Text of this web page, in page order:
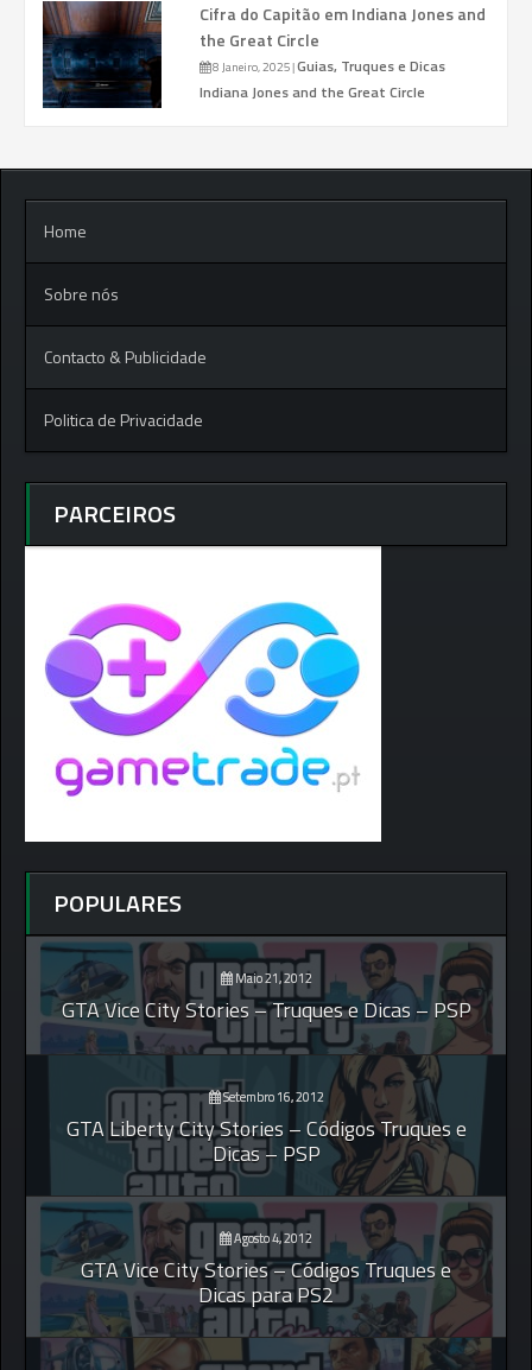
Cifra do Capitão em Indiana Jones and
the Great Circle
8 Janeiro, 2025|Guias, Truques e Dicas
Indiana Jones and the Great Circle
Home
Sobre nós
Contacto & Publicidade
Politica de Privacidade
PARCEIROS
POPULARES
Maio 21, 2012
GTA Vice City Stories – Truques e Dicas – PSP
Setembro 16, 2012
GTA Liberty City Stories – Códigos Truques e
Dicas – PSP
Agosto 4, 2012
GTA Vice City Stories – Códigos Truques e
Dicas para PS2